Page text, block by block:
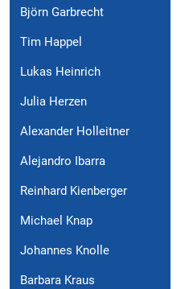
Björn Garbrecht
Tim Happel
Lukas Heinrich
Julia Herzen
Alexander Holleitner
Alejandro Ibarra
Reinhard Kienberger
Michael Knap
Johannes Knolle
Barbara Kraus